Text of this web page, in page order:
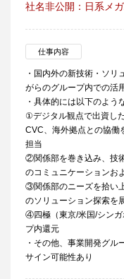
社名非公開：日系メ
仕事内容
・国内外の新技術・ソリ
がらのグループ内での活
・具体的には以下のよう
①デジタル観点で出資し
CVC、海外拠点との協働
担当
②関係部を巻き込み、技
のコミュニケーションお
③関係部のニーズを拾い
のソリューション探索を
④四極（東京/米国/シンガ
プ内還元
・その他、事業開発グル
サイン可能性あり